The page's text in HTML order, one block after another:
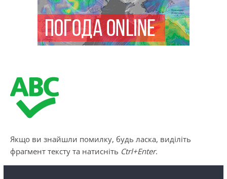
Якщо ви знайшли помилку, будь ласка, виділіть
фрагмент тексту та натисніть Ctrl+Enter.